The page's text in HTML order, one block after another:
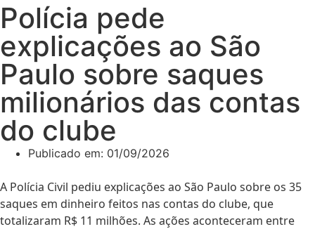
Polícia pede
explicações ao São
Paulo sobre saques
milionários das contas
do clube
Publicado em: 01/09/2026
A Polícia Civil pediu explicações ao São Paulo sobre os 35
saques em dinheiro feitos nas contas do clube, que
totalizaram R$ 11 milhões. As ações aconteceram entre